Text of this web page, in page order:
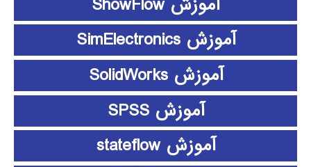
آموزش SimElectronics
آموزش SolidWorks
آموزش SPSS
آموزش stateflow